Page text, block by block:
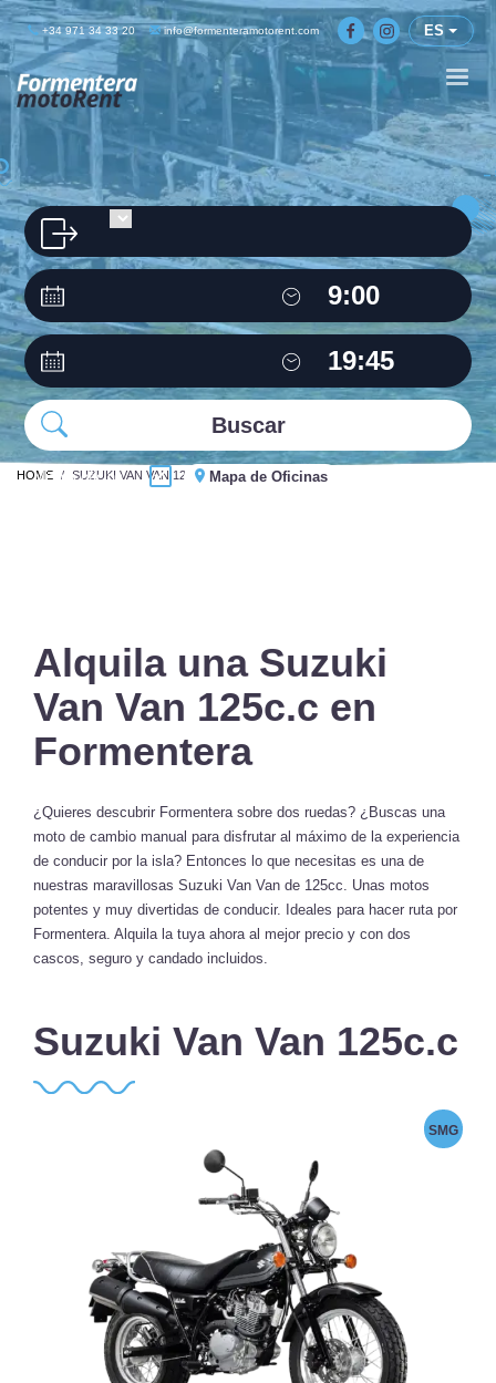
+34 971 34 33 20 info@formenteramotorent.com ES
HOME SUZUKI VAN VAN 125C.C
Misma oficina Mapa de Oficinas
Alquila una Suzuki
Van Van 125c.c en
Formentera
¿Quieres descubrir Formentera sobre dos ruedas? ¿Buscas una
moto de cambio manual para disfrutar al máximo de la experiencia
de conducir por la isla? Entonces lo que necesitas es una de
nuestras maravillosas Suzuki Van Van de 125cc. Unas motos
potentes y muy divertidas de conducir. Ideales para hacer ruta por
Formentera. Alquila la tuya ahora al mejor precio y con dos
cascos, seguro y candado incluidos.
Suzuki Van Van 125c.c
SMG